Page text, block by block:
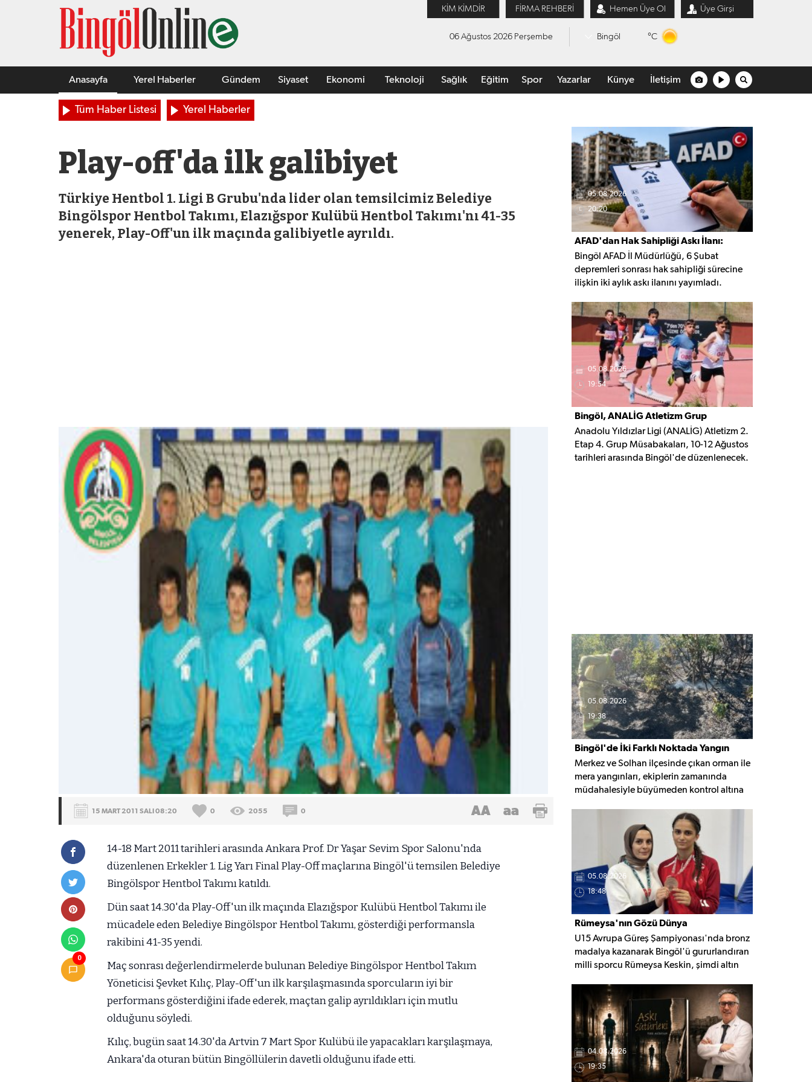
KİM KİMDİR FİRMA REHBERİ Hemen Üye Ol Üye Girşi
06 Ağustos 2026 Perşembe Bingöl °C
Anasayfa Yerel Haberler Gündem Siyaset Ekonomi Teknoloji Sağlık Eğitim Spor Yazarlar Künye İletişim
Tüm Haber Listesi Yerel Haberler
Play-off'da ilk galibiyet
Türkiye Hentbol 1. Ligi B Grubu'nda lider olan temsilcimiz Belediye
Bingölspor Hentbol Takımı, Elazığspor Kulübü Hentbol Takımı'nı 41-35
yenerek, Play-Off'un ilk maçında galibiyetle ayrıldı.
15 MART 2011 SALI 08:20 0 2055 0 AA aa
0
14-18 Mart 2011 tarihleri arasında Ankara Prof. Dr Yaşar Sevim Spor Salonu'nda
düzenlenen Erkekler 1. Lig Yarı Final Play-Off maçlarına Bingöl'ü temsilen Belediye
Bingölspor Hentbol Takımı katıldı.
Dün saat 14.30'da Play-Off'un ilk maçında Elazığspor Kulübü Hentbol Takımı ile
mücadele eden Belediye Bingölspor Hentbol Takımı, gösterdiği performansla
rakibini 41-35 yendi.
Maç sonrası değerlendirmelerde bulunan Belediye Bingölspor Hentbol Takım
Yöneticisi Şevket Kılıç, Play-Off'un ilk karşılaşmasında sporcuların iyi bir
performans gösterdiğini ifade ederek, maçtan galip ayrıldıkları için mutlu
olduğunu söyledi.
Kılıç, bugün saat 14.30'da Artvin 7 Mart Spor Kulübü ile yapacakları karşılaşmaya,
Ankara'da oturan bütün Bingöllülerin davetli olduğunu ifade etti.
05.08.2026
20:20
AFAD'dan Hak Sahipliği Askı İlanı:
Başvurular Başladı
Bingöl AFAD İl Müdürlüğü, 6 Şubat
depremleri sonrası hak sahipliği sürecine
ilişkin iki aylık askı ilanını yayımladı.
Ekim 2026'ya kadar gerekli belgelerle
başvuruda bulunabilecek.
05.08.2026
19:54
Bingöl, ANALİG Atletizm Grup
Yarışmalarına Ev Sahipliği Yapacak
Anadolu Yıldızlar Ligi (ANALİG) Atletizm 2.
Etap 4. Grup Müsabakaları, 10-12 Ağustos
tarihleri arasında Bingöl'de düzenlenecek.
05.08.2026
19:38
Bingöl'de İki Farklı Noktada Yangın
Paniği
Merkez ve Solhan ilçesinde çıkan orman ile
mera yangınları, ekiplerin zamanında
müdahalesiyle büyümeden kontrol altına
nedeninin belirlenmesi için inceleme
05.08.2026
18:48
Rümeysa'nın Gözü Dünya
Şampiyonluğunda
U15 Avrupa Güreş Şampiyonası'nda bronz
madalya kazanarak Bingöl'ü gururlandıran
milli sporcu Rümeysa Keskin, şimdi altın
Gözünü Avrupa ve Dünya
şampiyonluklarına diken Keskin, yeni
başarılar için çalışmalarını sürdürüyor.
04.08.2026
19:35